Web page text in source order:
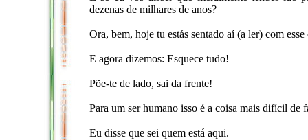
dezenas de milhares de anos?
Ora, bem, hoje tu estás sentado aí (a ler) com
E agora dizemos: Esquece tudo!
Põe-te de lado, sai da frente!
Para um ser humano isso é a coisa mais difícil de
Eu disse que sei quem está aqui.